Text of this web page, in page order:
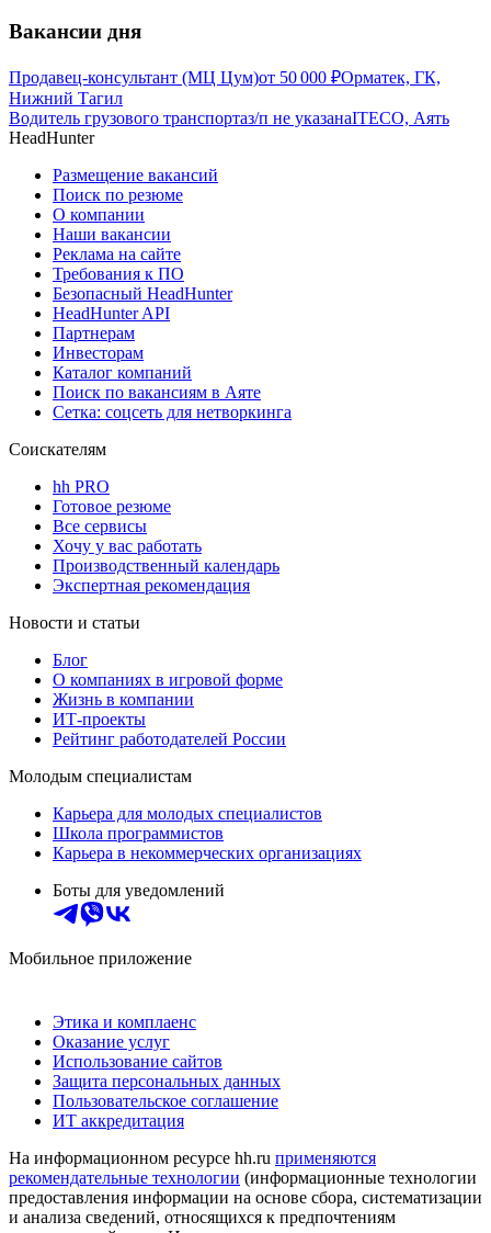
Вакансии дня
Продавец-консультант (МЦ Цум)от 50 000 ₽Орматек, ГК,
Нижний Тагил
Водитель грузового транспортаз/п не указанаITECO, Аять
HeadHunter
Размещение вакансий
Поиск по резюме
О компании
Наши вакансии
Реклама на сайте
Требования к ПО
Безопасный HeadHunter
HeadHunter API
Партнерам
Инвесторам
Каталог компаний
Поиск по вакансиям в Аяте
Сетка: соцсеть для нетворкинга
Соискателям
hh PRO
Готовое резюме
Все сервисы
Хочу у вас работать
Производственный календарь
Экспертная рекомендация
Новости и статьи
Блог
О компаниях в игровой форме
Жизнь в компании
ИТ-проекты
Рейтинг работодателей России
Молодым специалистам
Карьера для молодых специалистов
Школа программистов
Карьера в некоммерческих организациях
Боты для уведомлений
Мобильное приложение
Этика и комплаенс
Оказание услуг
Использование сайтов
Защита персональных данных
Пользовательское соглашение
ИТ аккредитация
На информационном ресурсе hh.ru применяются
рекомендательные технологии (информационные технологии
предоставления информации на основе сбора, систематизации
и анализа сведений, относящихся к предпочтениям